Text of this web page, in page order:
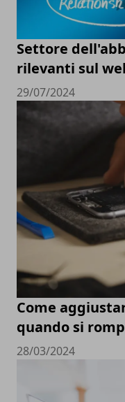
Settore
rilevanti sul
29/07/2024
Come
quando si
28/03/2024